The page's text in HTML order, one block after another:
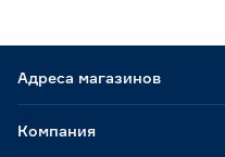
Адреса магазинов
Компания